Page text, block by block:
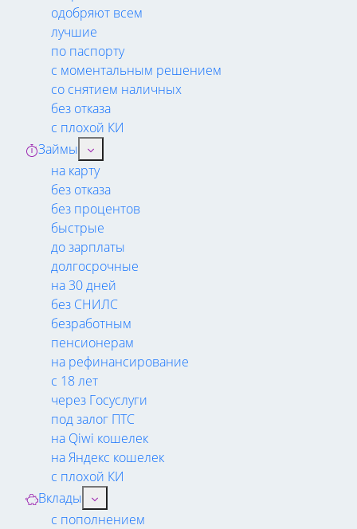
одобряют всем
лучшие
по паспорту
с моментальным решением
со снятием наличных
без отказа
с плохой КИ
Займы
на карту
без отказа
без процентов
быстрые
до зарплаты
долгосрочные
на 30 дней
без СНИЛС
безработным
пенсионерам
на рефинансирование
с 18 лет
через Госуслуги
под залог ПТС
на Qiwi кошелек
на Яндекс кошелек
с плохой КИ
Вклады
с пополнением